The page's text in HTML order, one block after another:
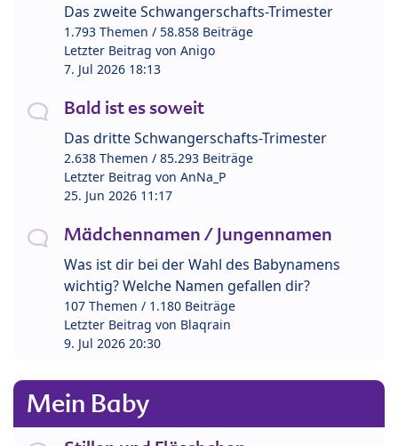
Das zweite Schwangerschafts-Trimester
1.793 Themen / 58.858 Beiträge
Letzter Beitrag von Anigo
7. Jul 2026 18:13
Bald ist es soweit
Das dritte Schwangerschafts-Trimester
2.638 Themen / 85.293 Beiträge
Letzter Beitrag von AnNa_P
25. Jun 2026 11:17
Mädchennamen / Jungennamen
Was ist dir bei der Wahl des Babynamens
wichtig? Welche Namen gefallen dir?
107 Themen / 1.180 Beiträge
Letzter Beitrag von Blaqrain
9. Jul 2026 20:30
Mein Baby